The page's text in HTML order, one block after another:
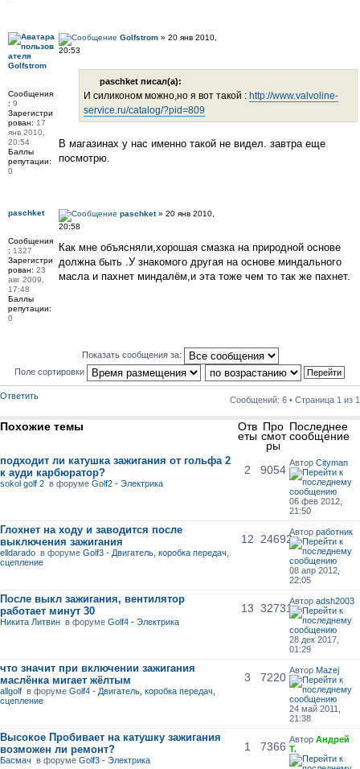
Golfstrom » 20 янв 2010,
20:53
paschket писал(а):
И силиконом можно,но я вот такой : http://www.valvoline-
service.ru/catalog/?pid=809
В магазинах у нас именно такой не видел. завтра еще
посмотрю.
Golfstrom
Сообщения
: 9
Зарегистри
рован: 17
янв 2010,
20:54
Баллы
репутации:
0
paschket» 20 янв 2010,
20:58
Как мне объясняли,хорошая смазка на природной основе
должна быть .У знакомого другая на основе миндального
масла и пахнет миндалём,и эта тоже чем то так же пахнет.
paschket
Сообщения
: 1327
Зарегистри
рован: 23
авг 2009,
17:48
Баллы
репутации:
0
Показать сообщения за:
Поле сортировки
Ответить Сообщений: 6 • Страница 1 из 1
Похожие темы Отв
еты
Про
смот
ры
Последнее
сообщение
подходит ли катушка зажигания от гольфа 2
к ауди карбюратор?
sokol golf 2 в форумеGolf2 - Электрика
2 9054
Автор Cityman
06 фев 2012,
21:50
Глохнет на ходу и заводится после
выключения зажигания
elldarado в форумеGolf3 - Двигатель, коробка передач,
сцепление
12 24692
Автор работник
08 апр 2012,
22:05
После выкл зажигания, вентилятор
работает минут 30
Никита Литвин в форумеGolf4 - Электрика
13 32731
Автор adsh2003
28 дек 2017,
01:29
что значит при включении зажигания
маслёнка мигает жёлтым
allgolf в форумеGolf4 - Двигатель, коробка передач,
сцепление
3 7220
Автор Mazej
24 май 2011,
21:38
Высокое Пробивает на катушку зажигания
возможен ли ремонт?
Басмач в форумеGolf3 - Электрика
1 7366
Автор Андрей
Т.